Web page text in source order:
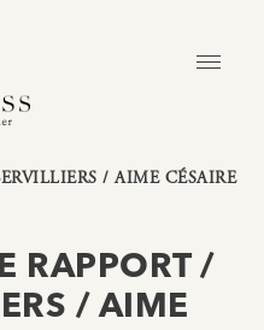
/ AIME CÉSAIRE
RAPPORT /
/ AIME